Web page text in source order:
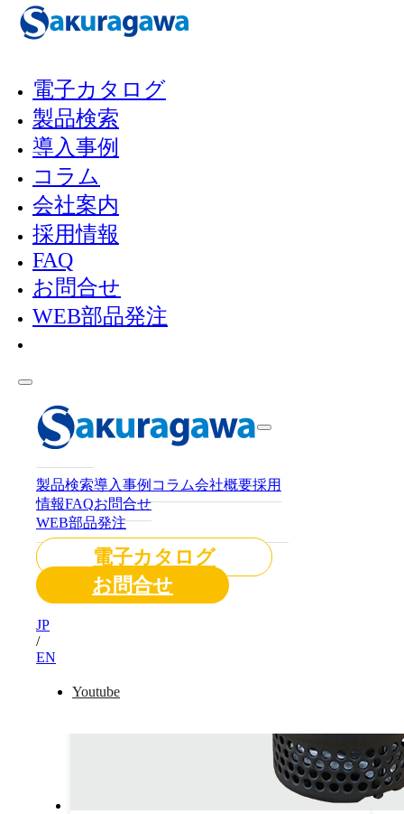
電子カタログ
製品検索
導入事例
コラム
会社案内
採用情報
FAQ
お問合せ
WEB部品発注
製品検索導入事例 コラム会社概要採用
情報FAQお問合せ
WEB部品発注
電子カタログ
お問合せ
JP
/
EN
Youtube
検索結果
Home /